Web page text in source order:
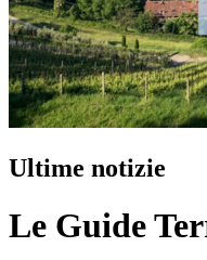
Ultime notizie
Le Guide